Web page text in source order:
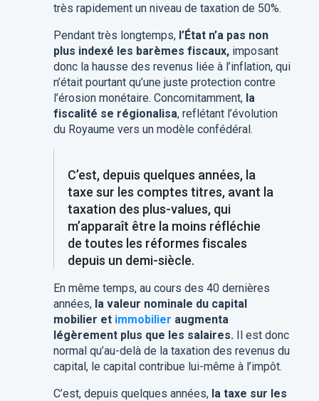
très rapidement un niveau de taxation de 50%.
Pendant très longtemps, l’État n’a pas non
plus indexé les barèmes fiscaux, imposant
donc la hausse des revenus liée à l’inflation, qui
n’était pourtant qu’une juste protection contre
l’érosion monétaire. Concomitamment, la
fiscalité se régionalisa, reflétant l’évolution
du Royaume vers un modèle confédéral.
C’est, depuis quelques années, la
taxe sur les comptes titres, avant la
taxation des plus-values, qui
m’apparaît être la moins réfléchie
de toutes les réformes fiscales
depuis un demi-siècle.
En même temps, au cours des 40 dernières
années, la valeur nominale du capital
mobilier et immobilier augmenta
légèrement plus que les salaires. Il est donc
normal qu’au-delà de la taxation des revenus du
capital, le capital contribue lui-même à l’impôt.
C’est, depuis quelques années, la taxe sur les